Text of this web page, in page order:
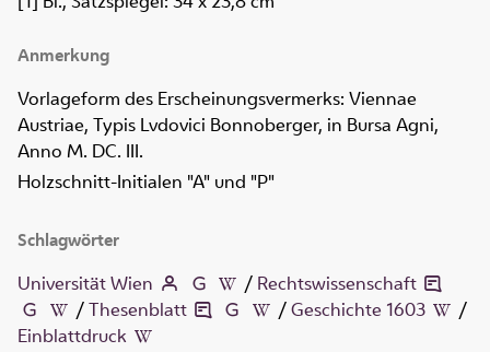
Anmerkung
Vorlageform des Erscheinungsvermerks: Viennae
Austriae, Typis Lvdovici Bonnoberger, in Bursa Agni,
Anno M. DC. III.
Holzschnitt-Initialen "A" und "P"
Schlagwörter
Universität Wien / Rechtswissenschaft
/Thesenblatt /Geschichte 1603
/
Einblattdruck